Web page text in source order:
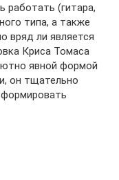
работать (гитара,
типа, а также
вряд ли является
Криса Томаса
явной формой
он тщательно